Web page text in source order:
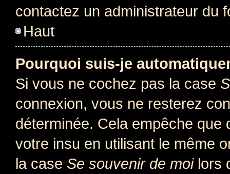
contactez un administrateur du
Haut
Pourquoi suis-je
Si vous ne cochez pas la case
connexion, vous ne resterez
déterminée. Cela empêche que
votre insu en utilisant le même
la case Se souvenir de moilors